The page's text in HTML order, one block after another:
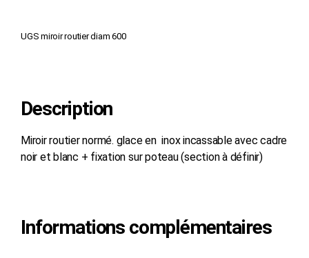
UGSmiroir routier diam 600
Description
Miroir routier normé. glace en inox incassable avec cadre
noir et blanc + fixation sur poteau (section à définir)
Informations complémentaires